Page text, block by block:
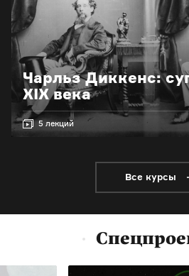
Чарльз Диккенс:
XIX века
5 лекций
Все курсы